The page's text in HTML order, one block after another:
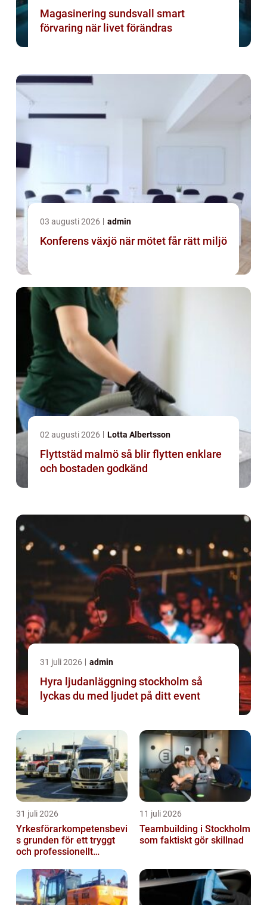
Magasinering sundsvall smart
förvaring när livet förändras
03 augusti 2026 admin
Konferens växjö när mötet får rätt miljö
02 augusti 2026 Lotta Albertsson
Flyttstäd malmö så blir flytten enklare
och bostaden godkänd
31 juli 2026 admin
Hyra ljudanläggning stockholm så
lyckas du med ljudet på ditt event
31 juli 2026
Yrkesförarkompetensbevi
s grunden för ett tryggt
och professionellt
11 juli 2026
Teambuilding i Stockholm
som faktiskt gör skillnad